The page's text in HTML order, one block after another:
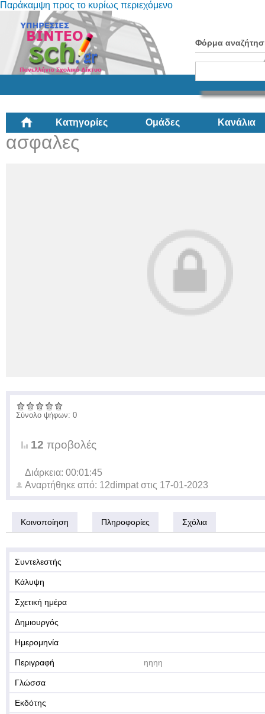
Παράκαμψη προς το κυρίως περιεχόμενο
Φόρμα
Κατηγορίες Ομάδες Κανάλια
ασφαλες
Σύνολο ψήφων: 0
12 προβολές
Διάρκεια: 00:01:45
Αναρτήθηκε από: 12dimpat στις 17-01-2023
Κοινοποίηση Πληροφορίες Σχόλια
Συντελεστής
Κάλυψη
Σχετική ημέρα
Δημιουργός
Ημερομηνία
Περιγραφή ηηηη
Γλώσσα
Εκδότης